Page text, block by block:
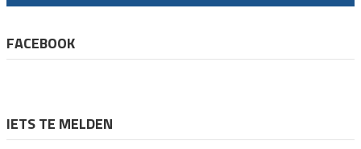
FACEBOOK
IETS TE MELDEN